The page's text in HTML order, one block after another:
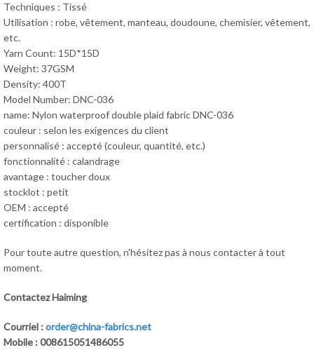
Techniques : Tissé
Utilisation : robe, vêtement, manteau, doudoune, chemisier, vêtement,
etc.
Yarn Count: 15D*15D
Weight: 37GSM
Density: 400T
Model Number: DNC-036
name: Nylon waterproof double plaid fabric DNC-036
couleur : selon les exigences du client
personnalisé : accepté (couleur, quantité, etc.)
fonctionnalité : calandrage
avantage : toucher doux
stocklot : petit
OEM : accepté
certification : disponible
Pour toute autre question, n'hésitez pas à nous contacter à tout
moment.
Contactez Haiming
Courriel :order@china-fabrics.net
Mobile : 008615051486055